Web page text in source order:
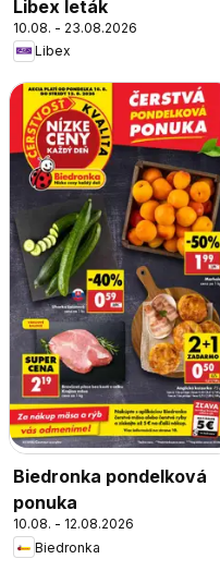
Libex leták
10.08. - 23.08.2026
Libex
Biedronka pondelková
ponuka
10.08. - 12.08.2026
Biedronka